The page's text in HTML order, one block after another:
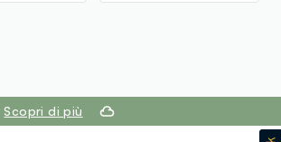
Scopri di più